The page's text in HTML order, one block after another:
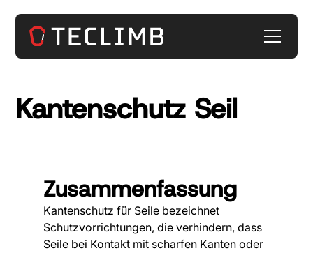
Kantenschutz Seil
Zusammenfassung
Kantenschutz für Seile bezeichnet
Schutzvorrichtungen, die verhindern, dass
Seile bei Kontakt mit scharfen Kanten oder